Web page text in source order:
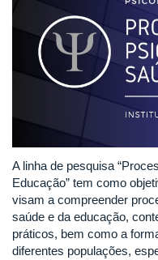
A linha de pesquisa
Educação” tem como
visam a compreender
saúde e da educação,
práticos, bem como a
diferentes populações,